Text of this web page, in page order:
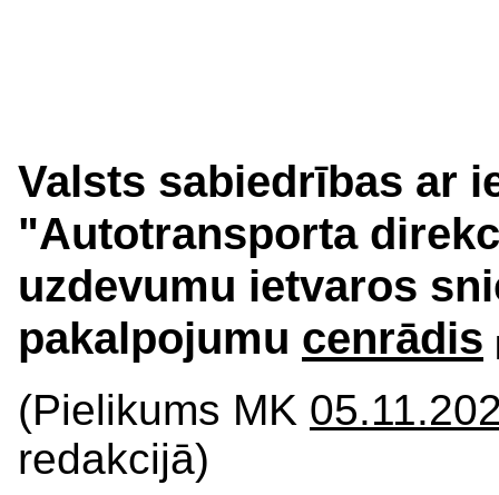
Valsts sabiedrības ar
"Autotransporta
uzdevumu ietvaros
pakalpojumu cenrādis
(Pielikums MK
redakcijā)